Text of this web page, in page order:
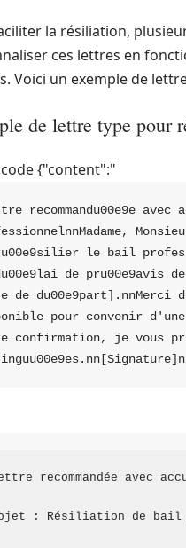
la résiliation,
ces lettres en
Voici un exemple de
de lettre type pour
{"content":"
recommandu00e9e
le bail
de pru00e9avis
de du00e9part].nnMerci
pour convenir
confirmation, je vous
recommandée avec
: Résiliation de bail